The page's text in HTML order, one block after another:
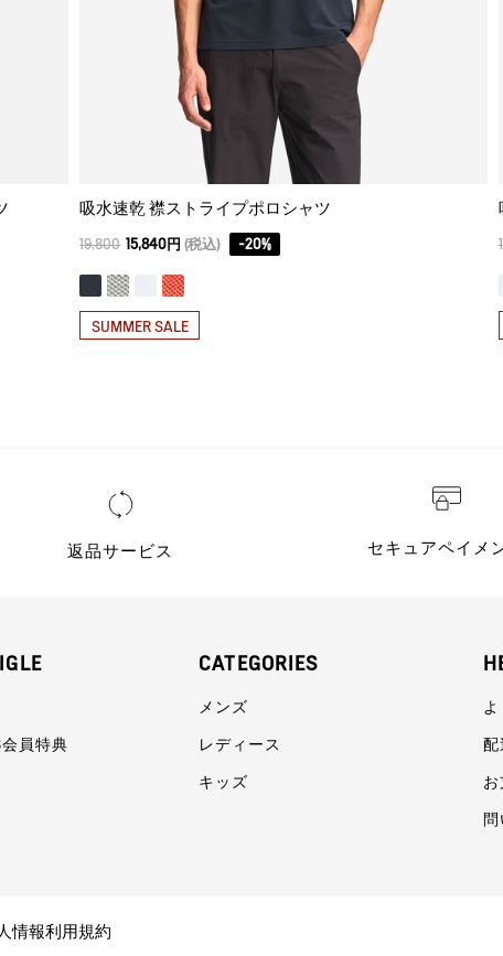
吸水速乾 襟ストライプポロシャツ
19,800 15,840円 (税込) -20%
SUMMER SALE
返品サービス セキュアペイメ
会員特典
CATEGORIES
メンズ
レディース
キッズ
よ
配
お
情報利用規約